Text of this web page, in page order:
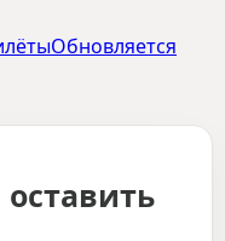
Обновляется
в аэропорт